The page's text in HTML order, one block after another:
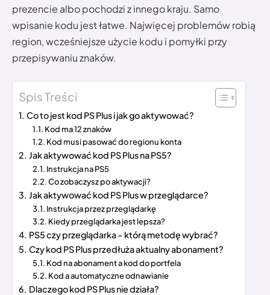
prezencie albo pochodzi z innego kraju. Samo
wpisanie kodu jest łatwe. Najwięcej problemów robią
region, wcześniejsze użycie kodu i pomyłki przy
przepisywaniu znaków.
Spis Treści
Co to jest kod PS Plus i jak go aktywować?
Kod ma 12 znaków
Kod musi pasować do regionu konta
Jak aktywować kod PS Plus na PS5?
Instrukcja na PS5
Co zobaczysz po aktywacji?
Jak aktywować kod PS Plus w przeglądarce?
Instrukcja przez przeglądarkę
Kiedy przeglądarka jest lepsza?
PS5 czy przeglądarka – którą metodę wybrać?
Czy kod PS Plus przedłuża aktualny abonament?
Kod na abonament a kod do portfela
Kod a automatyczne odnawianie
Dlaczego kod PS Plus nie działa?